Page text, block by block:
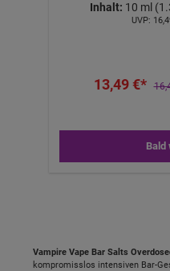
auffüllen, um 60ml
erhalten. Mit 10ml
erhalten. Nicht pur dampfen!
Inhalt: 10 ml
UVP:
13,49 €*
Bald
Vampire Vape Bar Salts
kompromisslos intensiven Bar-